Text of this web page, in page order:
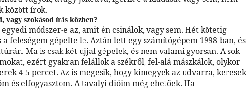
között írok.
vagy szokásod írás közben?
módszer-e az, amit én csinálok, vagy sem. Hét kötetig
feleségem gépelte le. Aztán lett egy számítógépem 1998-ban, és
Ma is csak két ujjal gépelek, és nem valami gyorsan. A sok
ezért gyakran felállok a székről, fel-alá mászkálok, olykor
4-5 percet. Az is megesik, hogy kimegyek az udvarra, keresek
és elfogyasztom. A tavalyi dióim még ehetőek. Ha